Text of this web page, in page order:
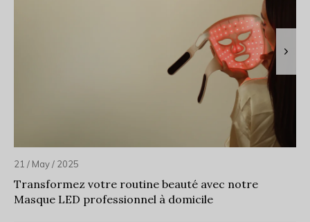
21 / May / 2025
Transformez votre routine beauté avec notre
Masque LED professionnel à domicile